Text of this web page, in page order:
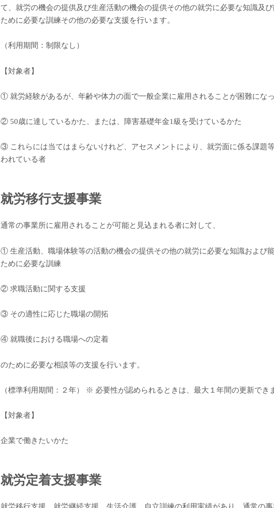
て、就労の機会の提供及び生産活動の機会の提供その他の就労に必要な知識及
ために必要な訓練その他の必要な支援を行います。
（利用期間：制限なし）
【対象者】
① 就労経験があるが、年齢や体力の面で一般企業に雇用されることが困難にな
② 50歳に達しているかた、または、障害基礎年金1級を受けているかた
③ これらには当てはまらないけれど、アセスメントにより、就労面に係る課題
われている者
就労移行支援事業
通常の事業所に雇用されることが可能と見込まれる者に対して、
① 生産活動、職場体験等の活動の機会の提供その他の就労に必要な知識および
ために必要な訓練
② 求職活動に関する支援
③ その適性に応じた職場の開拓
④ 就職後における職場への定着
のために必要な相談等の支援を行います。
（標準利用期間：２年） ※ 必要性が認められるときは、最大１年間の更新でき
【対象者】
企業で働きたいかた
就労定着支援事業